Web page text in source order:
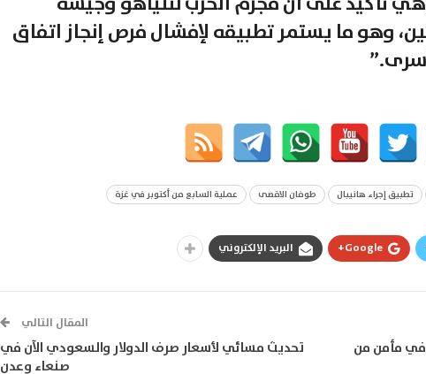
وهو ما يستمر تطبيقه لإفشال فرص إنجاز اتفاق
تطبيق إجراء هانيبال طوفان الاقصى
عملية السابع من أكتوبر في غزة
Google+ البريد الإلكتروني
في مأمن من
المقال التالي
تحديث مسائي لأسعار صرف الدولار والسعودي الآن في
صنعاء وعدن